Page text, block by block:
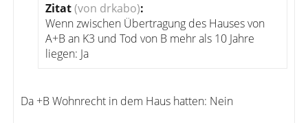
Zitat(von drkabo):
Wenn zwischen Übertragung des Hauses von
A+B an K3 und Tod von B mehr als 10 Jahre
liegen: Ja
Da +B Wohnrecht in dem Haus hatten: Nein